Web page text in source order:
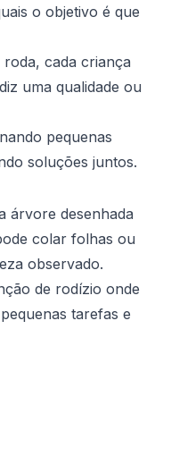
o objetivo é que
cada criança
uma qualidade ou
pequenas
soluções juntos.
árvore desenhada
colar folhas ou
observado.
de rodízio onde
tarefas e